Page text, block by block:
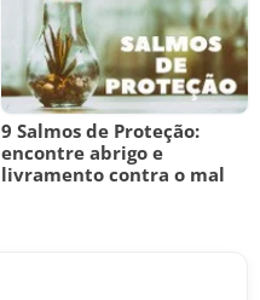
9 Salmos de Proteção:
encontre abrigo e
livramento contra o mal